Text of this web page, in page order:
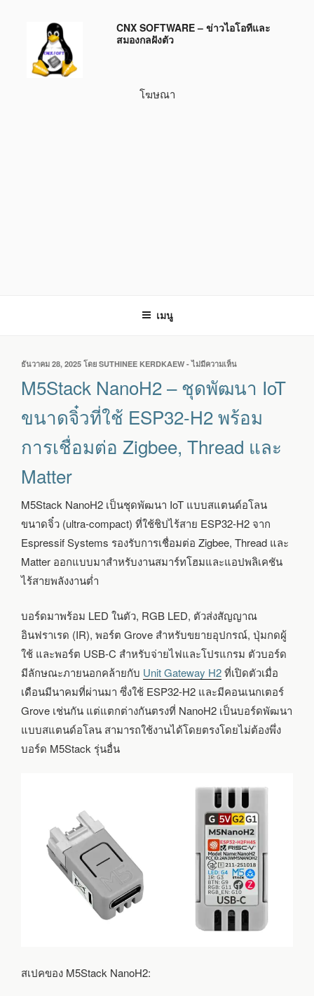
บทความ
CNX SOFTWARE – ข่าวไอโอทีและ
สมองกลฝังตัว
โฆษณา
เมนู
เขียน
ที่
ธันวาคม 28, 2025 โดย SUTHINEE KERDKAEW -ไม่มีความเห็น
NANOH2
ชุด
IOT
ขนาด
ใช้
ESP32-
H2
พร้อม
เชื่อม
และ
MATTER
M5Stack NanoH2 – ชุดพัฒนา IoT
ขนาดจิ๋วที่ใช้ ESP32-H2 พร้อม
การเชื่อมต่อ Zigbee, Thread และ
Matter
M5Stack NanoH2 เป็นชุดพัฒนา IoT แบบสแตนด์อโลน
ขนาดจิ๋ว (ultra-compact) ที่ใช้ชิปไร้สาย ESP32-H2 จาก
Espressif Systems รองรับการเชื่อมต่อ Zigbee, Thread และ
Matter ออกแบบมาสำหรับงานสมาร์ทโฮมและแอปพลิเคชัน
ไร้สายพลังงานต่ำ
บอร์ดมาพร้อม LED ในตัว, RGB LED, ตัวส่งสัญญาณ
อินฟราเรด (IR), พอร์ต Grove สำหรับขยายอุปกรณ์, ปุ่มกดผู้
ใช้ และพอร์ต USB-C สำหรับจ่ายไฟและโปรแกรม ตัวบอร์ด
มีลักษณะภายนอกคล้ายกับ Unit Gateway H2ที่เปิดตัวเมื่อ
เดือนมีนาคมที่ผ่านมา ซึ่งใช้ ESP32-H2 และมีคอนเนกเตอร์
Grove เช่นกัน แต่แตกต่างกันตรงที่ NanoH2 เป็นบอร์ดพัฒนา
แบบสแตนด์อโลน สามารถใช้งานได้โดยตรงโดยไม่ต้องพึ่ง
บอร์ด M5Stack รุ่นอื่น
สเปคของ M5Stack NanoH2: